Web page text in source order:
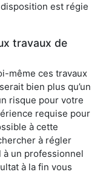
est régie
travaux de
même ces travaux
bien plus qu’un
risque pour votre
requise pour
à cette
à régler
à un professionnel
à la fin vous